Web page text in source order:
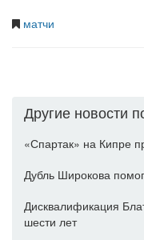
матчи
Другие новости
«Спартак» на Кипре
Дубль Широкова
Дисквалификация
шести лет